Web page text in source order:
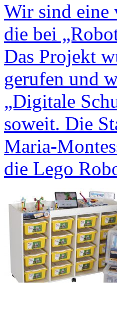
Wir sind eine
die bei
Das Projekt
gerufen und
„Digitale
soweit. Die
Maria-
die Lego